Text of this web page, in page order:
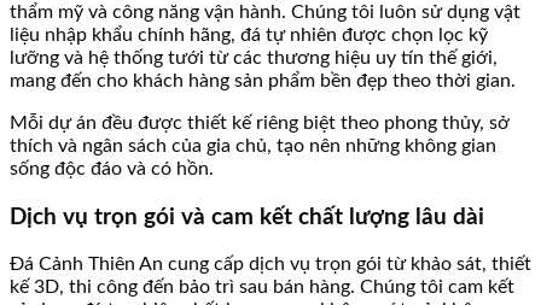
thẩm mỹ và công năng vận hành. Chúng tôi luôn sử dụng vật
liệu nhập khẩu chính hãng, đá tự nhiên được chọn lọc kỹ
lưỡng và hệ thống tưới từ các thương hiệu uy tín thế giới,
mang đến cho khách hàng sản phẩm bền đẹp theo thời gian.
Mỗi dự án đều được thiết kế riêng biệt theo phong thủy, sở
thích và ngân sách của gia chủ, tạo nên những không gian
sống độc đáo và có hồn.
Dịch vụ trọn gói và cam kết chất lượng lâu dài
Đá Cảnh Thiên An cung cấp dịch vụ trọn gói từ khảo sát, thiết
kế 3D, thi công đến bảo trì sau bán hàng. Chúng tôi cam kết